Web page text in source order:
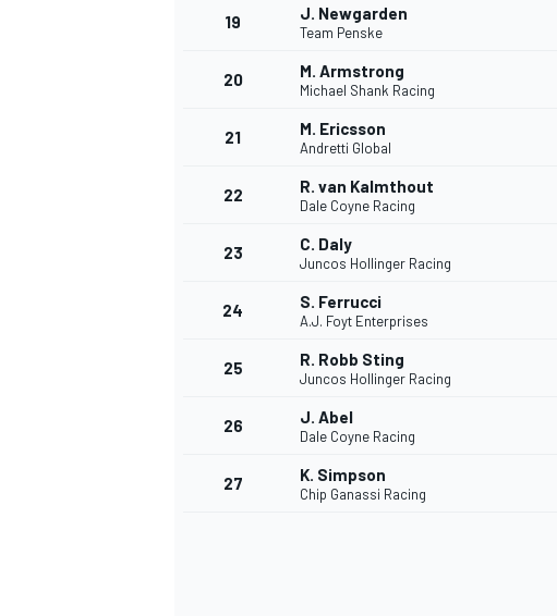
19 J. Newgarden
Team Penske
20 M. Armstrong
Michael Shank Racing
21 M. Ericsson
Andretti Global
22 R. van Kalmthout
Dale Coyne Racing
23 C. Daly
Juncos Hollinger Racing
24 S. Ferrucci
A.J. Foyt Enterprises
25 R. Robb Sting
Juncos Hollinger Racing
26 J. Abel
Dale Coyne Racing
27 K. Simpson
Chip Ganassi Racing